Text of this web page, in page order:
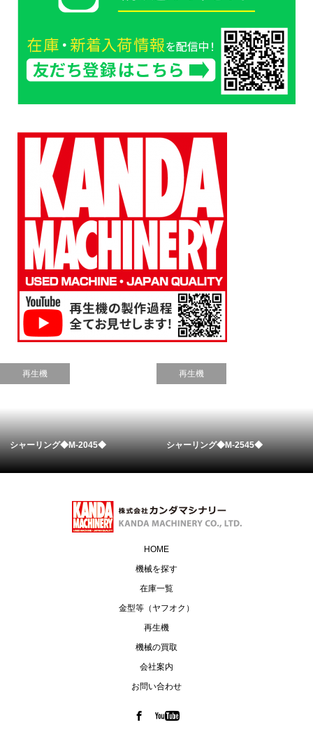
再生機
シャーリング◆M-2045◆
再生機
シャーリング◆M-2545◆
HOME
機械を探す
在庫一覧
金型等（ヤフオク）
再生機
機械の買取
会社案内
お問い合わせ